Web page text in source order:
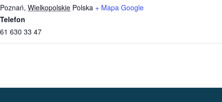
Poznań, Wielkopolskie Polska + Mapa Google
Telefon
61 630 33 47